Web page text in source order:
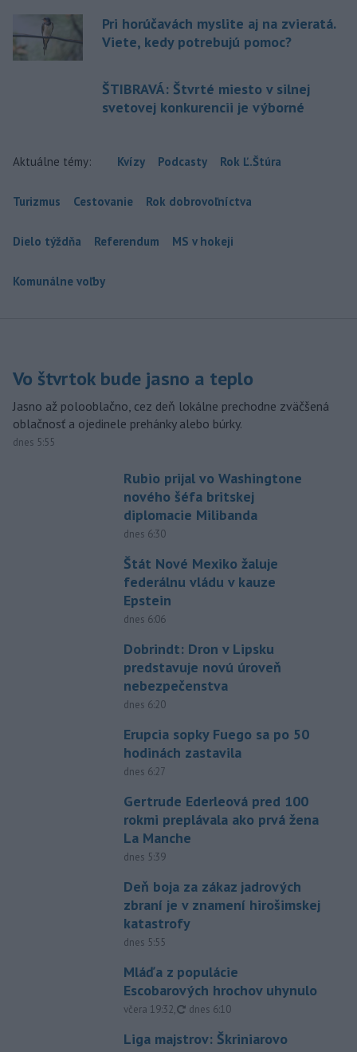
Pri horúčavách myslite aj na zvieratá.
Viete, kedy potrebujú pomoc?
ŠTIBRAVÁ: Štvrté miesto v silnej
svetovej konkurencii je výborné
Aktuálne témy: Kvízy Podcasty Rok Ľ.Štúra
Turizmus Cestovanie Rok dobrovoľníctva
Dielo týždňa Referendum MS v hokeji
Komunálne voľby
Vo štvrtok bude jasno a teplo
Jasno až polooblačno, cez deň lokálne prechodne zväčšená
oblačnosť a ojedinele prehánky alebo búrky.
dnes 5:55
Rubio prijal vo Washingtone
nového šéfa britskej
diplomacie Milibanda
dnes 6:30
Štát Nové Mexiko žaluje
federálnu vládu v kauze
Epstein
dnes 6:06
Dobrindt: Dron v Lipsku
predstavuje novú úroveň
nebezpečenstva
dnes 6:20
Erupcia sopky Fuego sa po 50
hodinách zastavila
dnes 6:27
Gertrude Ederleová pred 100
rokmi preplávala ako prvá žena
La Manche
dnes 5:39
Deň boja za zákaz jadrových
zbraní je v znamení hirošimskej
katastrofy
dnes 5:55
Mláďa z populácie
Escobarových hrochov uhynulo
včera 19:32, aktualizované
dnes 6:10
Liga majstrov: Škriniarovo